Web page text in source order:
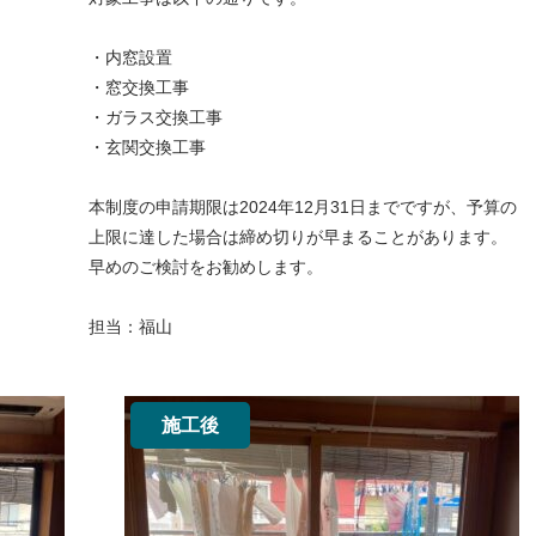
・内窓設置
・窓交換工事
・ガラス交換工事
・玄関交換工事
本制度の申請期限は2024年12月31日までですが、予算の
上限に達した場合は締め切りが早まることがあります。
早めのご検討をお勧めします。
担当：福山
施工後